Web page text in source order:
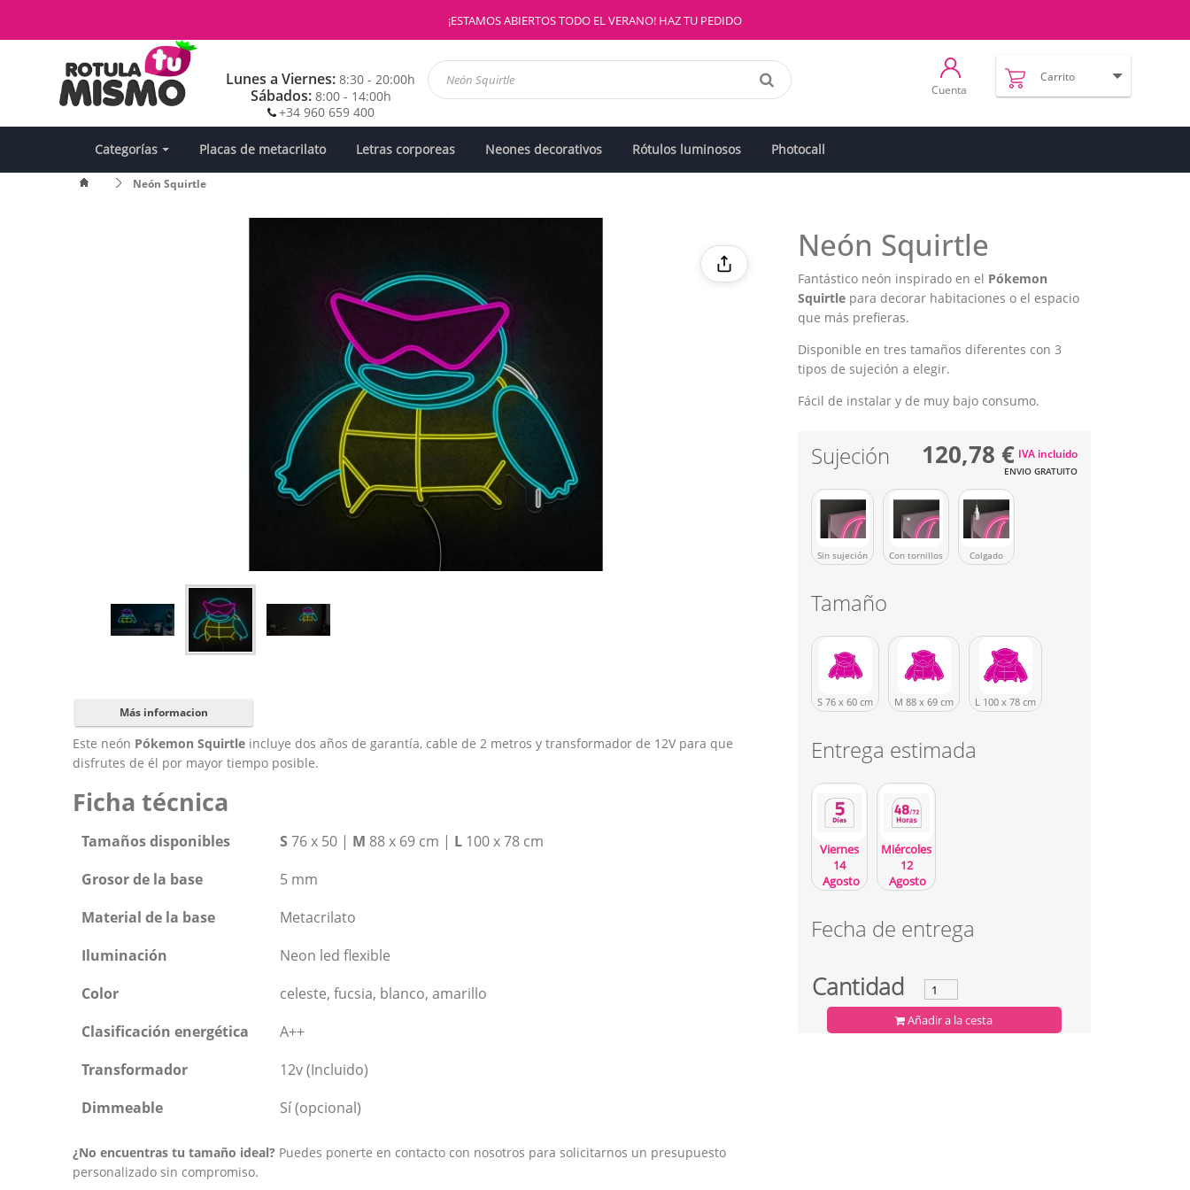
¡ESTAMOS ABIERTOS TODO EL VERANO! HAZ TU PEDIDO
Lunes a Viernes:8:30 - 20:00h
Sábados: 8:00 - 14:00h
+34 960 659 400
Carrito
Cuenta
Categorías Placas de metacrilato Letras corporeas Neones decorativos Rótulos luminosos Photocall
Neón Squirtle
Más informacion
Este neón Pókemon Squirtle incluye dos años de garantía, cable de 2 metros y transformador de 12V para que
disfrutes de él por mayor tiempo posible.
Ficha técnica
Tamaños disponibles S 76 x 50 | M 88 x 69 cm | L 100 x 78 cm
Grosor de la base
5 mm
Material de la base
Metacrilato
Iluminación
Neon led flexible
Color
celeste, fucsia, blanco, amarillo
Clasificación energética
A++
Transformador
12v (Incluido)
Dimmeable
Sí (opcional)
¿No encuentras tu tamaño ideal? Puedes ponerte en contacto con nosotros para solicitarnos un presupuesto
personalizado sin compromiso.
Neón Squirtle
Fantástico neón inspirado en el Pókemon
Squirtle para decorar habitaciones o el espacio
que más prefieras.
Disponible en tres tamaños diferentes con 3
tipos de sujeción a elegir.
Fácil de instalar y de muy bajo consumo.
Sujeción
Sin sujeción Con tornillos Colgado
Tamaño
S 76 x 60 cm M 88 x 69 cm L 100 x 78 cm
Entrega estimada
Viernes
14
Agosto
Miércoles
12
Agosto
Fecha de entrega
Cantidad
120,78 €
ENVIO GRATUITO
IVA incluido
Añadir a la cesta